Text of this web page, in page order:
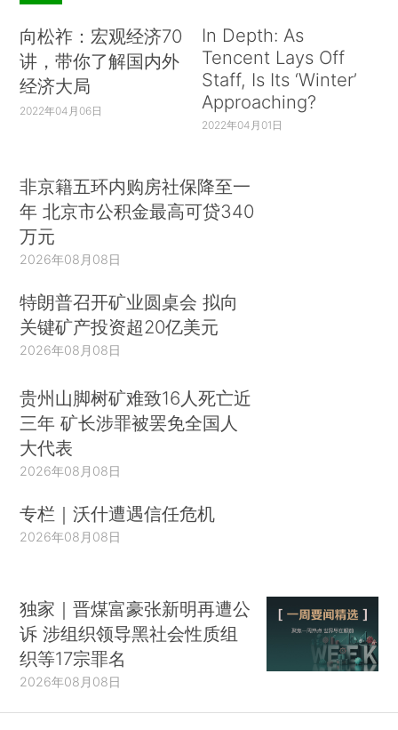
向松祚：宏观经济70
讲，带你了解国内外
经济大局
2022年04月06日
In Depth: As
Tencent Lays Off
Staff, Is Its ‘Winter’
Approaching?
2022年04月01日
非京籍五环内购房社保降至一
年 北京市公积金最高可贷340
万元
2026年08月08日
特朗普召开矿业圆桌会 拟向
关键矿产投资超20亿美元
2026年08月08日
贵州山脚树矿难致16人死亡近
三年 矿长涉罪被罢免全国人
大代表
2026年08月08日
专栏｜沃什遭遇信任危机
2026年08月08日
独家｜晋煤富豪张新明再遭公
诉 涉组织领导黑社会性质组
织等17宗罪名
2026年08月08日